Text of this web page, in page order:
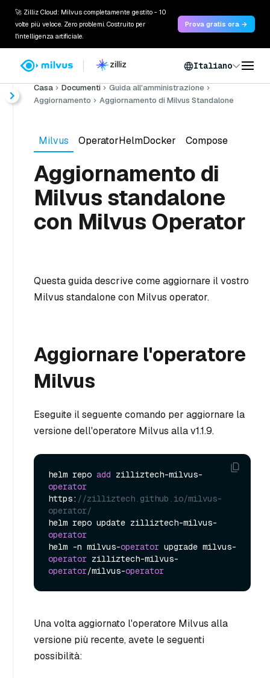
🚀 Zilliz Cloud: Milvus completamente gestito - 10
volte più veloce. Zero problemi. Costruito per
l'intelligenza artificiale.
Prova gratis ora →
Italiano
Casa Documenti
Guida all'amministrazione
Aggiornamento
Aggiornamento di Milvus Standalone
Milvus OperatorHelmDocker Compose
Aggiornamento di
Milvus standalone
con Milvus Operator
Questa guida descrive come aggiornare il vostro
Milvus standalone con Milvus operator.
Aggiornare l'operatore
Milvus
Eseguite il seguente comando per aggiornare la
versione dell'operatore Milvus alla v1.1.9.
helm repo add zilliztech-milvus-
operator
https: //zilliztech.github.io/milvus-
operator/
helm repo update zilliztech-milvus-
operator
helm -n milvus-operator upgrade milvus-
operator zilliztech-milvus-
operator/milvus-operator
Una volta aggiornato l'operatore Milvus alla
versione più recente, avete le seguenti
possibilità: